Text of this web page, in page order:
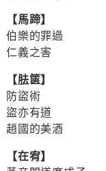
【馬蹄】
伯樂的罪過
仁義之害
【胠篋】
防盜術
盜亦有道
趙國的美酒
【在宥】